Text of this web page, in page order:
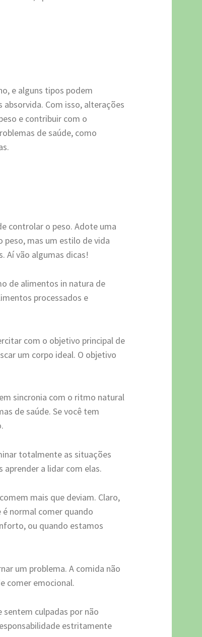
e alguns tipos podem
Com isso, alterações
e contribuir com o
de saúde, como
controlar o peso. Adote uma
mas um estilo de vida
Aí vão algumas dicas!
de alimentos in natura de
processados e
com o objetivo principal de
um corpo ideal. O objetivo
sincronia com o ritmo natural
de saúde. Se você tem
totalmente as situações
a lidar com elas.
mais que deviam. Claro,
normal comer quando
ou quando estamos
um problema. A comida não
comer emocional.
sentem culpadas por não
estritamente